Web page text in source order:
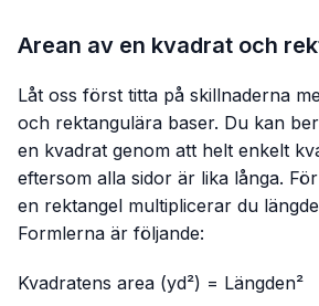
Arean av en kvadrat och
Låt oss först titta på skillnaderna
och rektangulära baser. Du kan
en kvadrat genom att helt enkelt
eftersom alla sidor är lika långa.
en rektangel multiplicerar du
Formlerna är följande:
Kvadratens area (yd²) = Längden²